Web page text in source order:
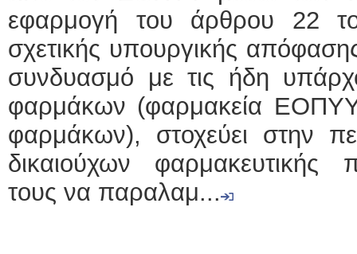
εφαρμογή του άρθρου 22
σχετικής υπουργικής
συνδυασμό με τις ήδη
φαρμάκων (φαρμακεία
φαρμάκων), στοχεύει στην
δικαιούχων φαρμακευτικής
τους να παραλαμ...